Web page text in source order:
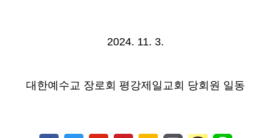
2024. 11. 3.
대한예수교 장로회 평강제일교회 당회원 일동